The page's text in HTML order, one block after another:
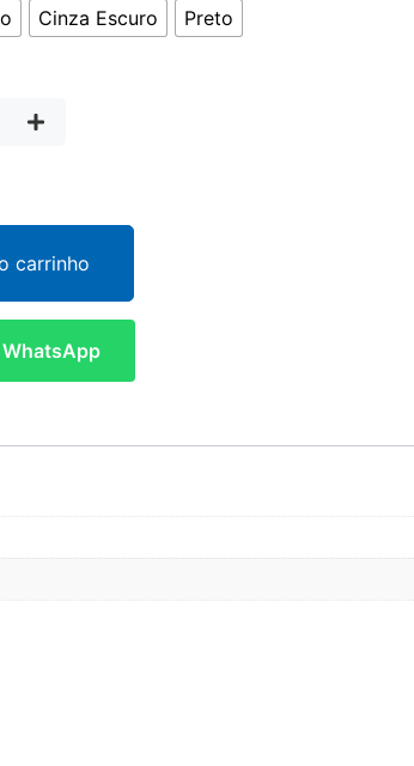
Cinza Escuro Preto
carrinho